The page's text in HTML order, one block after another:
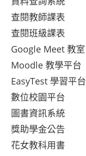
查閱教師課表
查閱班級課表
Google Meet 教室
Moodle 教學平台
EasyTest 學習平台
數位校園平台
圖書資訊系統
獎助學金公告
花女教科用書